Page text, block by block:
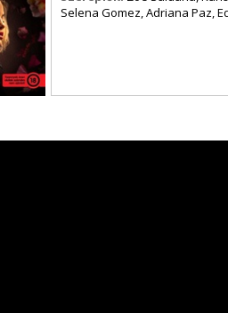
Selena Gomez, Adriana Paz,